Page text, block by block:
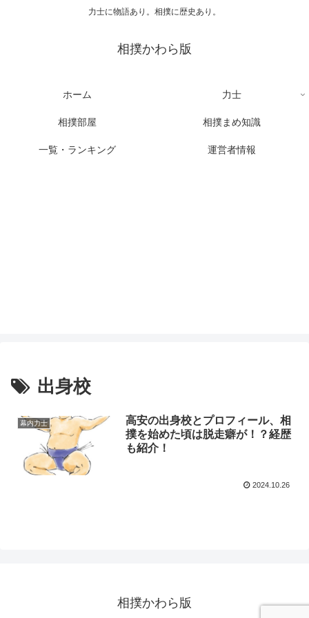
力士に物語あり。相撲に歴史あり。
相撲かわら版
ホーム 力士
相撲部屋 相撲まめ知識
一覧・ランキング 運営者情報
出身校
幕内力士
高安の出身校とプロフィール、相
撲を始めた頃は脱走癖が！？経歴
も紹介！
2024.10.26
相撲かわら版